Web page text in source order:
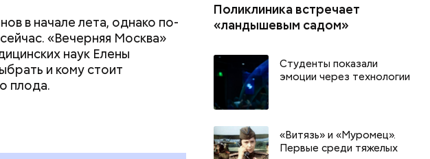
День арбуза и День поцелуев
отмечают в России и мире 3
августа
холостяка:
отмечают в
в начале лета, однако по-
«Вечерняя Москва»
наук Елены
и кому стоит
плода.
Поликлиника встречает
«ландышевым садом»
Студенты показали
эмоции через технологии
«Витязь» и «Муромец».
Первые среди тяжелых